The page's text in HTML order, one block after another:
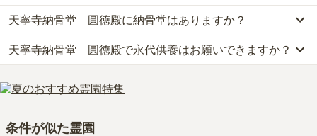
万円です。
お墓は、価格が高いものがよい、安いものが悪い、という訳ではあ
きる場所を選ぶことです。
駅」7番出口から徒歩約5分です。
詳しいルートや地図は、本ページの「地図・交通アクセス」欄をご
確認ください。
天寧寺納骨堂　圓徳殿の口コミはまだ投稿されておりません。
口コミはあくまで一つの目安です。資料請求や現地見学を通して、
ご自身の目で雰囲気を確認してみることをおすすめします。
天寧寺納骨堂 圓徳殿に納骨堂はありますか？
はい、天寧寺納骨堂　圓徳殿には6種類の納骨堂がございます。
費用は、約30万円からとなっております。
天寧寺納骨堂　圓徳殿がある愛知県の納骨堂の相場価格は、約58万
円です。
費用・デメリットを解説！
天寧寺納骨堂 圓徳殿で永代供養はお願いできますか？
はい、天寧寺納骨堂　圓徳殿は永代供養に対応しています。
費用は、約30万円からとなっております。
61万円です。
条件が似た霊園